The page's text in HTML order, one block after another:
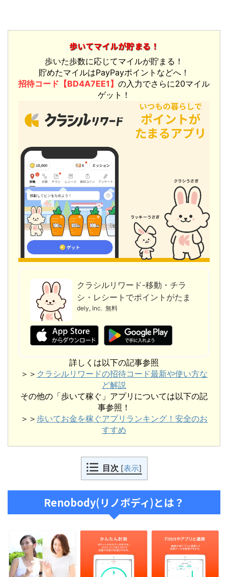
歩いてマイルが貯まる！
歩いた歩数に応じてマイルが貯まる！
貯めたマイルはPayPayポイントなどへ！
招待コード【BD4A7EE1】 の入力でさらに20マイル
ゲット！
クラシルリワード-移動・チラ
シ・レシートでポイントがたま
る
dely, Inc. 無料
詳しくは以下の記事参照
＞＞ クラシルリワードの招待コード最新や使い方な
ど解説
その他の「歩いて稼ぐ」アプリについては以下の記
事参照！
＞＞ 歩いてお金を稼ぐアプリランキング！安全のお
すすめ
目次 [表示]
Renobody(リノボディ)とは？